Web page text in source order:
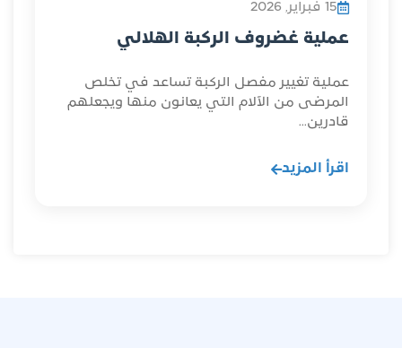
15 فبراير, 2026
عملية غضروف الركبة الهلالي
عملية تغيير مفصل الركبة تساعد في تخلص
المرضى من الآلام التي يعانون منها ويجعلهم
قادرين...
اقرأ المزيد